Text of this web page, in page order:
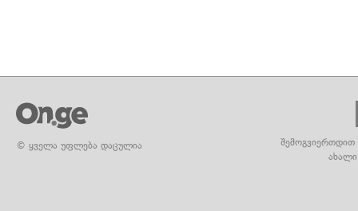
© ყველა უფლება დაცულია
შემოგვიერთდით
ახალი